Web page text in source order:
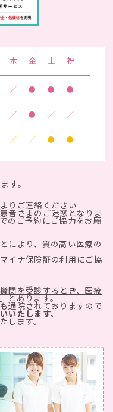
木 金 土 祝
／ ● ● ●
／ ● ／ ／
／ ／ ● ●
す。
りご連絡ください
者さまのご迷惑となりま
のご予約にご協力をお願
により、質の高い医療の
イナ保険証の利用にご協
関を受診するとき、医療
とあります。
通院されておりますので
いたします。
します。